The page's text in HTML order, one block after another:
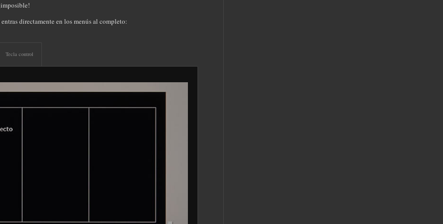
directamente en los menús al completo:
Tecla control